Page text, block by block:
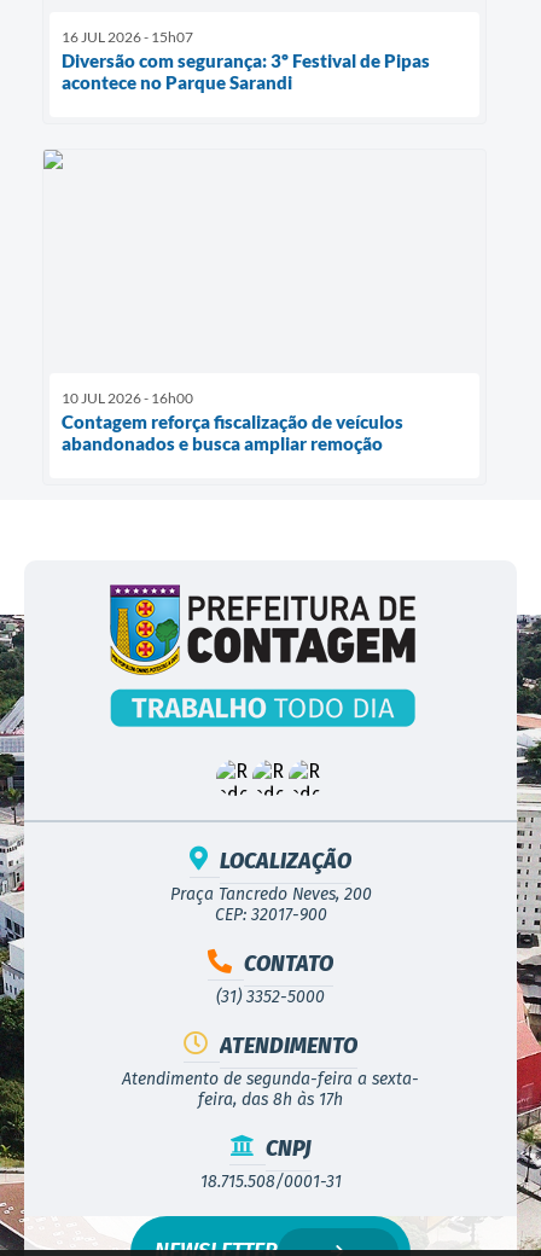
16 JUL 2026 - 15h07
Diversão com segurança: 3º Festival de Pipas
acontece no Parque Sarandi
10 JUL 2026 - 16h00
Contagem reforça fiscalização de veículos
abandonados e busca ampliar remoção
LOCALIZAÇÃO
Praça Tancredo Neves, 200
CEP: 32017-900
CONTATO
(31) 3352-5000
ATENDIMENTO
Atendimento de segunda-feira a sexta-
feira, das 8h às 17h
CNPJ
18.715.508/0001-31